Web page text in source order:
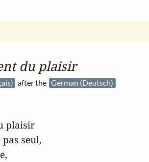
du plaisir
after the German (Deutsch)
plaisir
seul,